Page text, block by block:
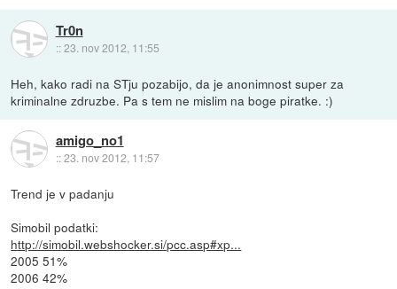
Tr0n
::23. nov 2012, 11:55
Heh, kako radi na STju pozabijo, da je anonimnost super za
kriminalne zdruzbe. Pa s tem ne mislim na boge piratke. :)
amigo_no1
::23. nov 2012, 11:57
Trend je v padanju
Simobil podatki:
http://simobil.webshocker.si/pcc.asp#xp...
2005 51%
2006 42%